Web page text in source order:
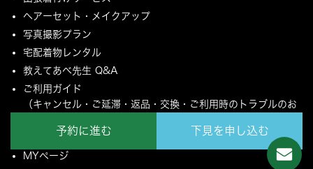
予約に進む 下見を申し込む
ヘアーセット・メイクアップ
写真撮影プラン
宅配着物レンタル
教えてあべ先生 Q&A
ご利用ガイド
（キャンセル・ご延滞・返品・交換・ご利用時のトラブルのお
ご配送とご返却について
MYページ